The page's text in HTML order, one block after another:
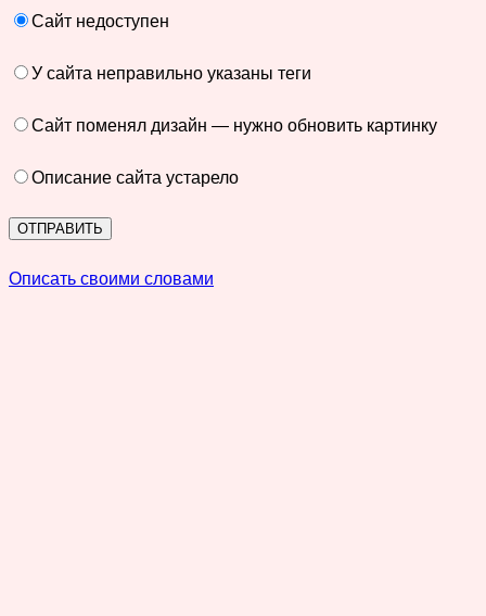
Сайт недоступен
У сайта неправильно указаны теги
Сайт поменял дизайн — нужно обновить картинку
Описание сайта устарело
Описать своими словами